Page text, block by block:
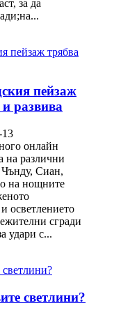
за да
пейзаж
развива
13
онлайн
на различни
Сиан,
на нощните
осветлението
сгради
удари с...
светлини?